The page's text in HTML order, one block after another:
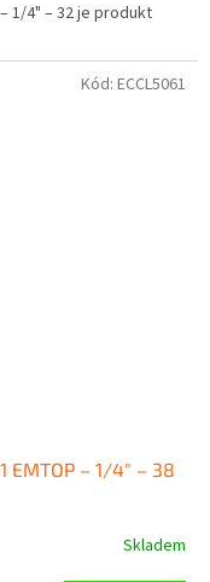
1/4" – 32 je produkt
EMTOP – 1/4" – 38
Skladem
Kód: ECCL5061